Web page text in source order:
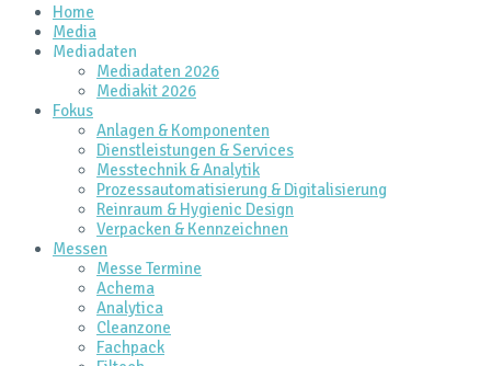
Home
Media
Mediadaten
Mediadaten 2026
Mediakit 2026
Fokus
Anlagen & Komponenten
Dienstleistungen & Services
Messtechnik & Analytik
Prozessautomatisierung & Digitalisierung
Reinraum & Hygienic Design
Verpacken & Kennzeichnen
Messen
Messe Termine
Achema
Analytica
Cleanzone
Fachpack